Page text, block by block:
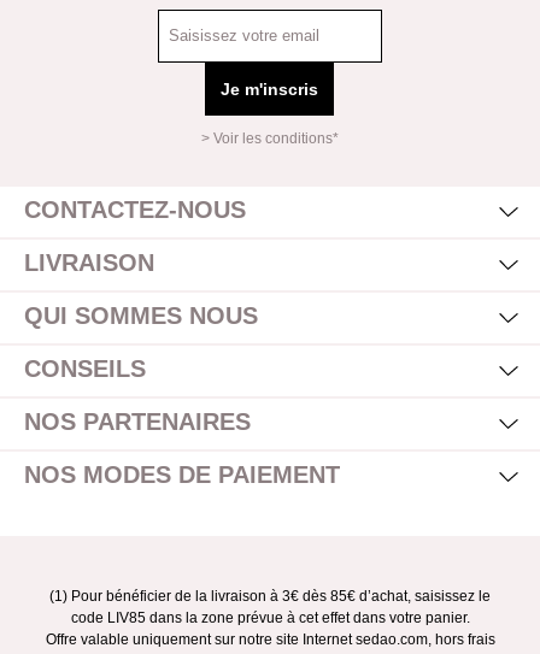
Je m'inscris
> Voir les conditions*
CONTACTEZ-NOUS
LIVRAISON
QUI SOMMES NOUS
CONSEILS
NOS PARTENAIRES
NOS MODES DE PAIEMENT
(1) Pour bénéficier de la livraison à 3€ dès 85€ d’achat, saisissez le
code LIV85 dans la zone prévue à cet effet dans votre panier.
Offre valable uniquement sur notre site Internet sedao.com, hors frais